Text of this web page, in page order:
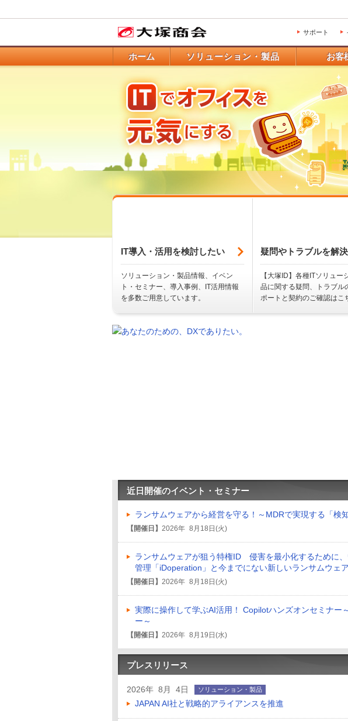
サポート
ホーム ソリューション・製品 お客
IT導入・活用を検討したい
ソリューション・製品情報、イベン
ト・セミナー、導入事例、IT活用情報
を多数ご用意しています。
疑問やトラブルを解
【大塚ID】各種ITソリュー
品に関する疑問、トラブル
ポートと契約のご確認はこ
近日開催のイベント・セミナー
ランサムウェアから経営を守る！～MDRで実現する「検
【開催日】 2026年 8月18日(火)
ランサムウェアが狙う特権ID 侵害を最小化するために
管理「iDoperation」と今までにない新しいランサムウェ
【開催日】 2026年 8月18日(火)
実際に操作して学ぶAI活用！ Copilotハンズオンセミナー
ー～
【開催日】 2026年 8月19日(水)
プレスリリース
2026年 8月 4日 ソリューション・製品
JAPAN AI社と戦略的アライアンスを推進